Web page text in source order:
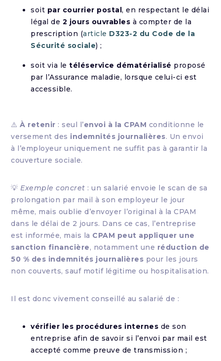
soit par courrier postal, en respectant le délai
légal de 2 jours ouvrables à compter de la
prescription (article D323-2 du Code de la
Sécurité sociale) ;
soit via letéléservice dématérialisé proposé
par l’Assurance maladie, lorsque celui-ci est
accessible.
⚠️À retenir : seul l’envoi à la CPAM conditionne le
versement des indemnités journalières. Un envoi
à l’employeur uniquement ne suffit pas à garantir la
couverture sociale.
💡 Exemple concret : un salarié envoie le scan de sa
prolongation par mail à son employeur le jour
même, mais oublie d’envoyer l’original à la CPAM
dans le délai de 2 jours. Dans ce cas, l’entreprise
est informée, mais la CPAM peut appliquer une
sanction financière, notamment une réduction de
50 % des indemnités journalières pour les jours
non couverts, sauf motif légitime ou hospitalisation.
Il est donc vivement conseillé au salarié de :
vérifier les procédures internes de son
entreprise afin de savoir si l’envoi par mail est
accepté comme preuve de transmission ;